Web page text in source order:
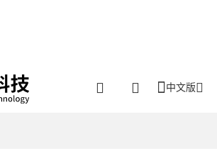
中文版